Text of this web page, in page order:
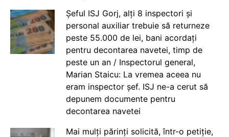
Șeful ISJ Gorj, alți 8 inspectori și
personal auxiliar trebuie să returneze
peste 55.000 de lei, bani acordați
pentru decontarea navetei, timp de
peste un an / Inspectorul general,
Marian Staicu: La vremea aceea nu
eram inspector șef. ISJ ne-a cerut să
depunem documente pentru
decontarea navetei
Mai mulți părinți solicită, într-o petiție,